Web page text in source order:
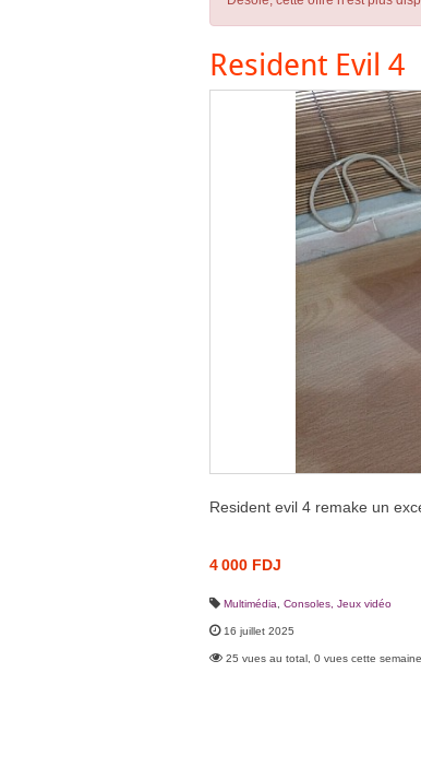
Resident Evil 4
Resident evil 4 remake un
4 000 FDJ
Multimédia Consoles, Jeux vidéo
16 juillet 2025
25 vues au total, 0 vues cette semaine